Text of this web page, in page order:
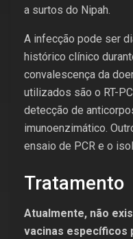
a surtos do Nipah.
A infecção pode ser
histórico clínico
convalescença da
utilizados são o RT-
detecção de
imunoenzimático.
ensaio de PCR e o
Tratamento
Atualmente, não
vacinas específicos